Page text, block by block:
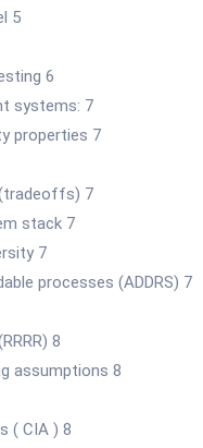
5
6
systems: 7
properties 7
7
stack 7
7
processes (ADDRS) 7
8
assumptions 8
( CIA ) 8